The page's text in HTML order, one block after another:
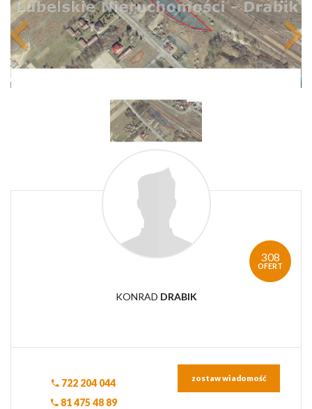
308
OFERT
KONRAD DRABIK
722 204 044
81 475 48 89
zostaw wiadomość